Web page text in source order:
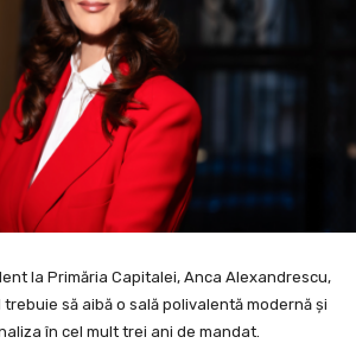
la Primăria Capitalei, Anca Alexandrescu,
să aibă o sală polivalentă modernă și
în cel mult trei ani de mandat.